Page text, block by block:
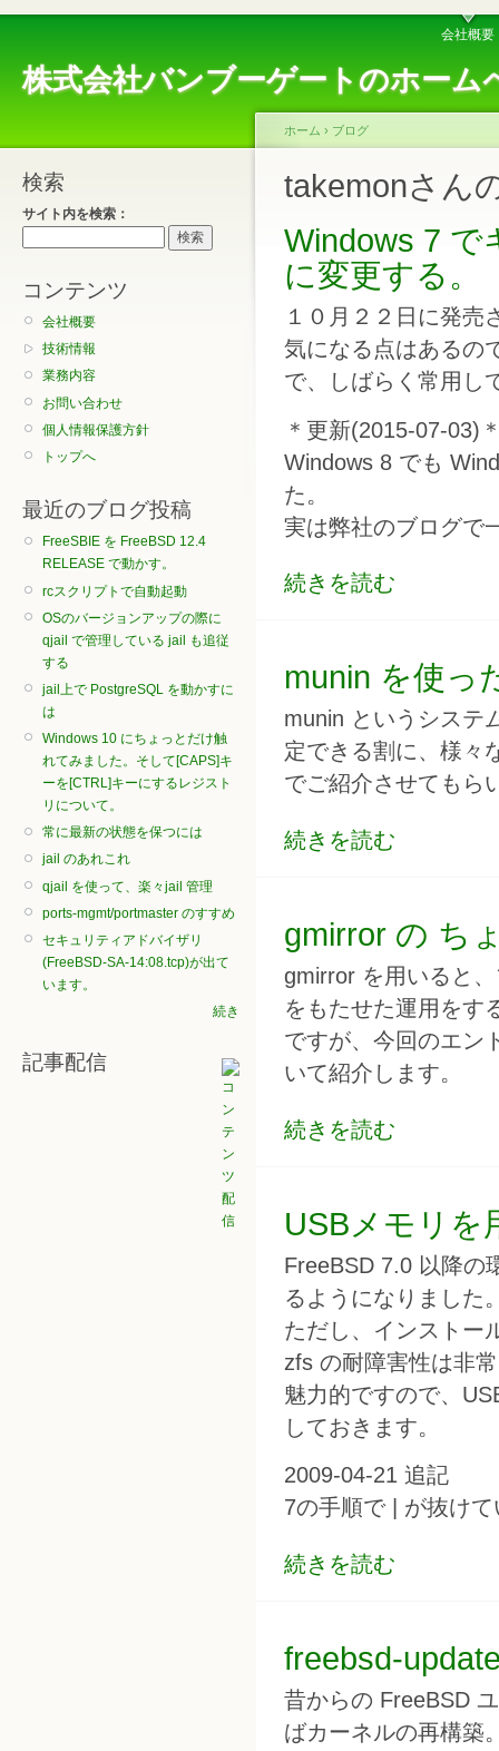
株式会社バンブーゲートのホーム
会社概要
検索
サイト内を検索：
コンテンツ
会社概要
技術情報
業務内容
お問い合わせ
個人情報保護方針
トップへ
最近のブログ投稿
FreeSBIE を FreeBSD 12.4
RELEASE で動かす。
rcスクリプトで自動起動
OSのバージョンアップの際に
qjail で管理している jail も追従
する
jail上で PostgreSQL を動かすに
は
Windows 10 にちょっとだけ触
れてみました。そして[CAPS]キ
ーを[CTRL]キーにするレジスト
リについて。
常に最新の状態を保つには
jail のあれこれ
qjail を使って、楽々jail 管理
ports-mgmt/portmaster のすすめ
セキュリティアドバイザリ
(FreeBSD-SA-14:08.tcp)が出て
います。
続き
記事配信
ホーム › ブログ
takemonさん
Windows 7 で
に変更する。
１０月２２日に発売
気になる点はあるの
で、しばらく常用し
＊更新(2015-07-03)
Windows 8 でも
た。
実は弊社のブログで
続きを読む
munin を使っ
munin というシステ
定できる割に、様々
でご紹介させてもら
続きを読む
gmirror の ち
gmirror を用いると
をもたせた運用をす
ですが、今回のエン
いて紹介します。
続きを読む
USBメモリを
FreeBSD 7.0 以降の
るようになりました
ただし、インストー
zfs の耐障害性は非
魅力的ですので、
しておきます。
2009-04-21 追記
7の手順で | が抜け
続きを読む
freebsd-
昔からの FreeBSD
ばカーネルの再構築